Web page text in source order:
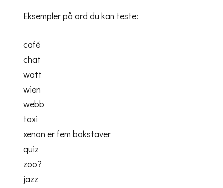
Eksempler på ord du kan teste:
café
chat
watt
wien
webb
taxi
xenon er fem bokstaver
quiz
zoo?
jazz